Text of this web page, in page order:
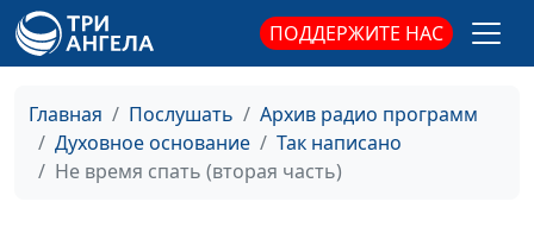
ПОДДЕРЖИТЕ НАС
Главная Послушать
Архив радио программ
Духовное основание
Так написано
Не время спать (вторая часть)
Единая семья (вторая
часть)
Панков Александр,
священнослужитель
#185
Единая семья (первая
часть)
Панков Александр,
священнослужитель
#184
Соответствующее
Панков Александр,